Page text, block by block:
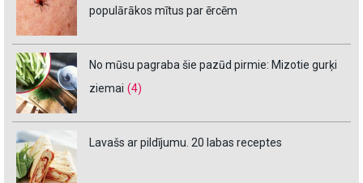
populārākos mītus par ērcēm
No mūsu pagraba šie pazūd pirmie: Mizotie gurķi
ziemai (4)
Lavašs ar pildījumu. 20 labas receptes